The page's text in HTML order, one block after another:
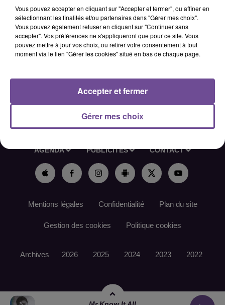
effectuer le rangement des pièces ou des locaux, nettoyer les
différentes pièces, mais aussi nettoyer et ranger les
différents matériels utilisés. Le poste est à pourvoir pour un
CDD d’1 Mois, à temps plein. Les débutants sont acceptés.
Référence France Travail : 192VYQH
ACCUEIL RADIO ACTUS PODCAST
AGENDA PUBLICITÉS CONTACT
Mentions légales Confidentialité Plan du site
Gestion des cookies Politique cookies
Archives 2026 2025 2024 2023 2022
Vous pouvez accepter en cliquant sur "Accepter et fermer", ou affiner en
sélectionnant les finalités et/ou partenaires dans "Gérer mes choix".
Vous pouvez également refuser en cliquant sur "Continuer sans
accepter". Vos préférences ne s'appliqueront que pour ce site. Vous
pouvez mettre à jour vos choix, ou retirer votre consentement à tout
moment via le lien "Gérer les cookies" situé en bas de chaque page.
Gérer mes choix
Accepter et fermer